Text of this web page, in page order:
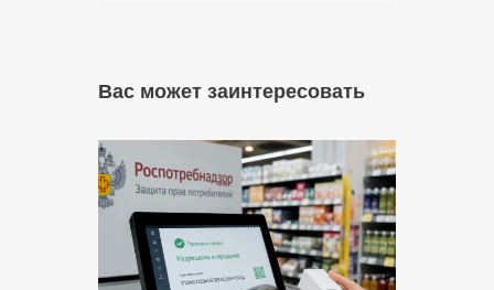
Вас может заинтересовать